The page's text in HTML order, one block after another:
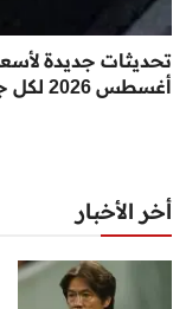
أغسطس 2026 لكل جرام
أخر الأخبار